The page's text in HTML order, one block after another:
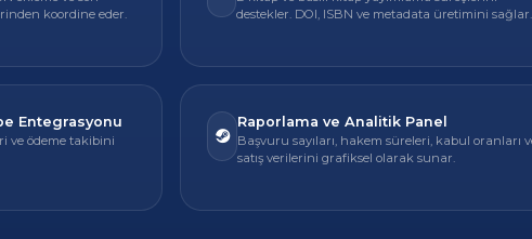
koordine eder.
destekler. DOI, ISBN ve metadata üretimini sağlar.
Entegrasyonu
ve ödeme takibini
Raporlama ve Analitik Panel
Başvuru sayıları, hakem süreleri, kabul oranları
satış verilerini grafiksel olarak sunar.